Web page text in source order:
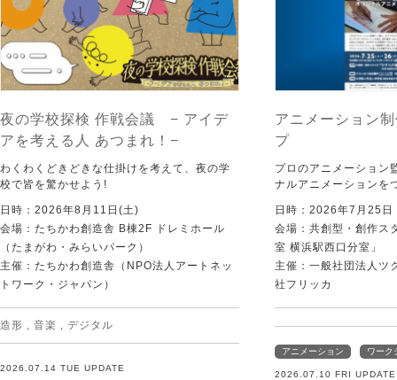
夜の学校探検 作戦会議 − アイデ
アを考える人 あつまれ！−
わくわくどきどきな仕掛けを考えて、夜の学
校で皆を驚かせよう!
日時：2026年8月11日(土)
会場：たちかわ創造舎 B棟2F ドレミホール
（たまがわ・みらいパーク）
主催：たちかわ創造舎（NPO法人アートネッ
トワーク・ジャパン）
造形 音楽 デジタル
2026.07.14 TUE UPDATE
アニメーション
プ
プロのアニメーション
ナルアニメーションを
日時：2026年7月25日
会場：共創型・創作ス
室 横浜駅西口分室」
主催：一般社団法人ツ
社フリッカ
アニメーション ワーク
2026.07.10 FRI UPDATE